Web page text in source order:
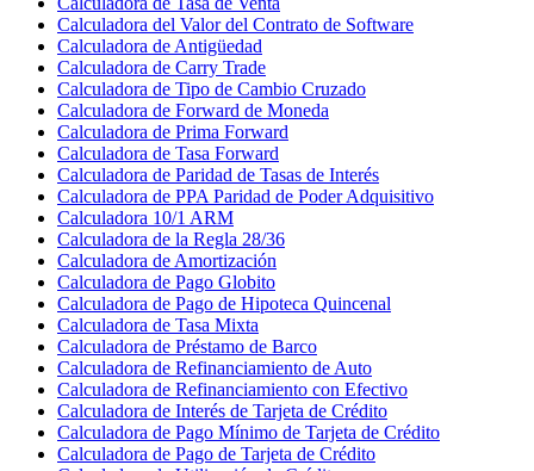
Calculadora del Valor del Contrato de Software
Calculadora de Antigüedad
Calculadora de Carry Trade
Calculadora de Tipo de Cambio Cruzado
Calculadora de Forward de Moneda
Calculadora de Prima Forward
Calculadora de Tasa Forward
Calculadora de Paridad de Tasas de Interés
Calculadora de PPA Paridad de Poder Adquisitivo
Calculadora 10/1 ARM
Calculadora de la Regla 28/36
Calculadora de Amortización
Calculadora de Pago Globito
Calculadora de Pago de Hipoteca Quincenal
Calculadora de Tasa Mixta
Calculadora de Préstamo de Barco
Calculadora de Refinanciamiento de Auto
Calculadora de Refinanciamiento con Efectivo
Calculadora de Interés de Tarjeta de Crédito
Calculadora de Pago Mínimo de Tarjeta de Crédito
Calculadora de Pago de Tarjeta de Crédito